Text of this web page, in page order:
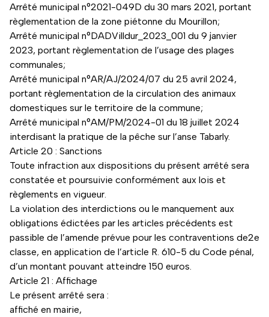
Arrêté municipal n°2021-049D du 30 mars 2021, portant
règlementation de la zone piétonne du Mourillon;
Arrêté municipal n°DADVilldur_2023_001 du 9 janvier
2023, portant règlementation de l’usage des plages
communales;
Arrêté municipal n°AR/AJ/2024/07 du 25 avril 2024,
portant règlementation de la circulation des animaux
domestiques sur le territoire de la commune;
Arrêté municipal n°AM/PM/2024-01 du 18 juillet 2024
interdisant la pratique de la pêche sur l’anse Tabarly.
Article 20 : Sanctions
Toute infraction aux dispositions du présent arrêté sera
constatée et poursuivie conformément aux lois et
règlements en vigueur.
La violation des interdictions ou le manquement aux
obligations édictées par les articles précédents est
passible de l’amende prévue pour les contraventions de2e
classe, en application de l’article R. 610-5 du Code pénal,
d’un montant pouvant atteindre 150 euros.
Article 21 : Affichage
Le présent arrêté sera :
affiché en mairie,